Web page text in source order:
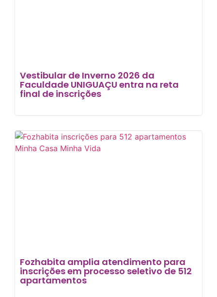
Vestibular de Inverno 2026 da
Faculdade UNIGUAÇU entra na reta
final de inscrições
Fozhabita amplia atendimento para
inscrições em processo seletivo de 512
apartamentos